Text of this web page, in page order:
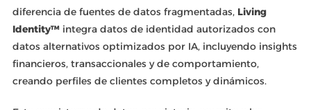
diferencia de fuentes de datos fragmentadas, Living
Identity™integra datos de identidad autorizados con
datos alternativos optimizados por IA, incluyendo insights
financieros, transaccionales y de comportamiento,
creando perfiles de clientes completos y dinámicos.